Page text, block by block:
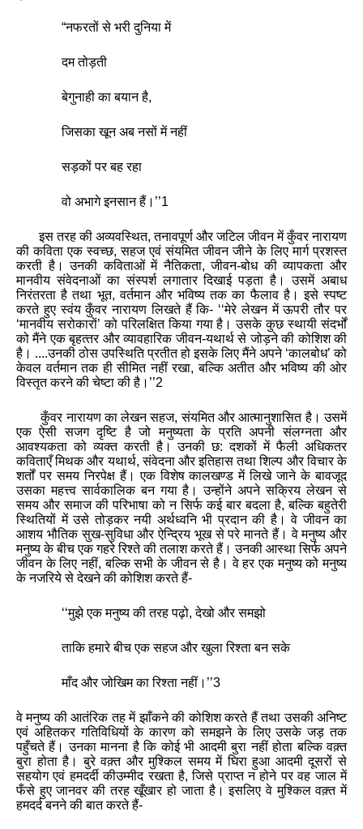
“नफरतों से भरी दुनिया में
दम तोड़ती
बेगुनाही का बयान है,
जिसका खून अब नसों में नहीं
सड़कों पर बह रहा
वो अभागे इनसान हैं। ’’1
इस तरह की अव्यवस्थित,तनावपूर्ण और जटिल जीवन में कुँवर नारायण
की कविता एक स्वच्छ,सहज एवं संयमित जीवन जीने के लिए मार्ग प्रशस्त
करती है। उनकी कविताओं में नैतिकता,जीवन-बोध की व्‍यापकता और
मानवीय संवेदनाओं का संस्‍पर्श लगातार दिखाई पड़ता है। उसमें अबाध
निरंतरता है तथा भूत,वर्तमान और भविष्‍य तक का फैलाव है। इसे स्पष्ट
करते हुए स्वंय कुँवर नारायण लिखते हैं कि- ‘‘मेरे लेखन में ऊपरी तौर पर
‘मानवीय सरोकारों’को परिलक्षित किया गया है। उसके कुछ स्‍थायी संदर्भों
को मैंने एक बृहत्‍तर और व्‍यावहारिक जीवन-यथार्थ से जोड़ने की कोशिश की
है। ....उनकी ठोस उपस्थिति प्रतीत हो इसके लिए मैंने अपने ‘कालबोध’को
केवल वर्तमान तक ही सीमित नहीं रखा,बल्कि अतीत और भविष्‍य की ओर
विस्तृत करने की चेष्‍टा की है। ’’2
कुँवर नारायण का लेखन सहज,संयमित और आत्‍मानुशासित है। उसमें
एक ऐसी सजग दृष्टि है जो मनुष्‍यता के प्रति अपनी संलग्‍नता और
आवश्यकता को व्‍यक्‍त करती है। उनकी छ: दशकों में फैली अधिकतर
कविताएँ मिथक और यथार्थ,संवेदना और इतिहास तथा शिल्‍प और विचार के
शर्तों पर समय निरपेक्ष हैं। एक विशेष कालखण्‍ड में लिखे जाने के बावजूद
उसका महत्त्व सार्वकालिक बन गया है। उन्‍होंने अपने सक्रिय लेखन से
समय और समाज की परिभाषा को न सिर्फ कई बार बदला है,बल्कि बहुतेरी
स्थितियों में उसे तोड़कर नयी अर्थध्‍वनि भी प्रदान की है। वे जीवन का
आशय भौतिक सुख-सुविधा और ऐन्द्रिय भूख से परे मानते हैं। वे मनुष्‍य और
मनुष्‍य के बीच एक गहरे रिश्‍ते की तलाश करते हैं। उनकी आस्‍था सिर्फ अपने
जीवन के लिए नहीं,बल्कि सभी के जीवन से है। वे हर एक मनुष्‍य को मनुष्‍य
के नजरिये से देखने की कोशिश करते हैं-
‘‘मुझे एक मनुष्‍य की तरह पढ़ो,देखो और समझो
ताकि हमारे बीच एक सहज और खुला रिश्‍ता बन सके
माँद और जोखिम का रिश्‍ता नहीं। ’’3
वे मनुष्य की आतंरिक तह में झाँकने की कोशिश करते हैं तथा उसकी अनिष्ट
एवं अहितकर गतिविधियों के कारण को समझने के लिए उसके जड़ तक
पहुँचते हैं। उनका मानना है कि कोई भी आदमी बुरा नहीं होता बल्कि वक़्त
बुरा होता है। बुरे वक़्त और मुश्किल समय में घिरा हुआ आदमी दूसरों से
सहयोग एवं हमदर्दी कीउम्मीद रखता है,जिसे प्राप्‍त न होने पर वह जाल में
फँसे हुए जानवर की तरह खूँखार हो जाता है। इसलिए वे मुश्किल वक़्त में
हमदर्द बनने की बात करते हैं-